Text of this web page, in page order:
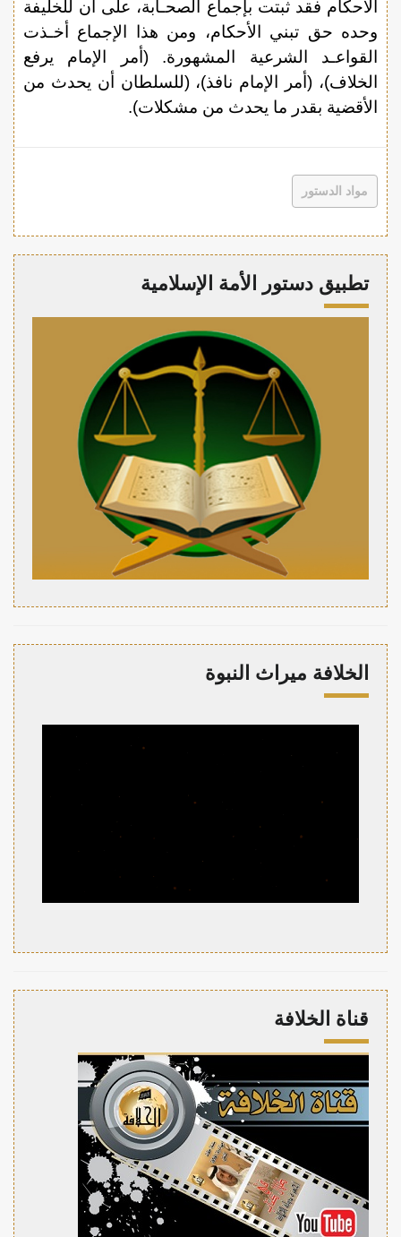
الأحكام فقد ثبتت بإجماع الصحـابة، على أن للخليفة
وحده حق تبني الأحكام، ومن هذا الإجماع أخـذت
القواعـد الشرعية المشهورة. (أمر الإمام يرفع
الخلاف)، (أمر الإمام نافذ)، (للسلطان أن يحدث من
الأقضية بقدر ما يحدث من مشكلات).
مواد الدستور
تطبيق دستور الأمة الإسلامية
الخلافة ميراث النبوة
قناة الخلافة